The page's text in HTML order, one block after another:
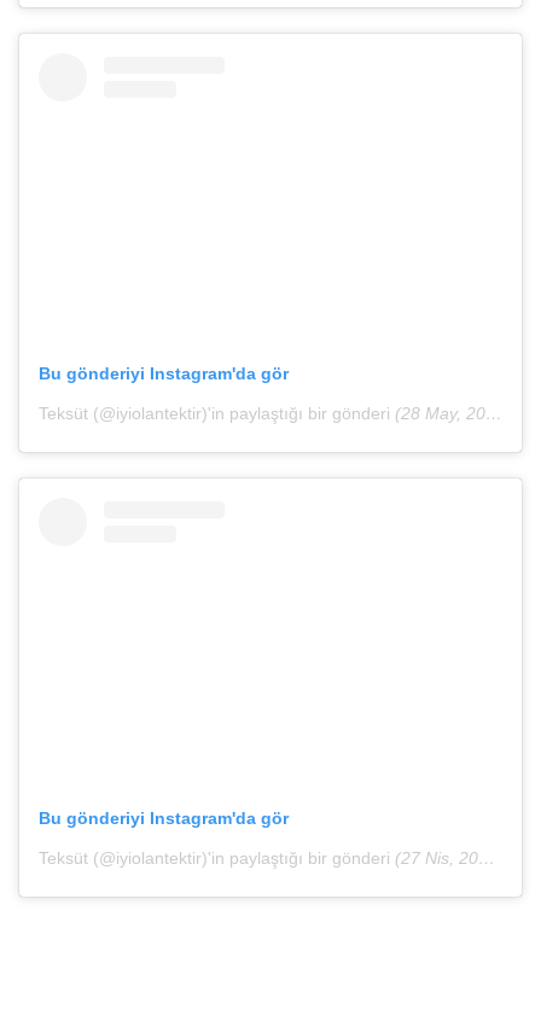
Bu gönderiyi Instagram'da gör
Teksüt (@iyiolantektir)'in paylaştığı bir gönderi (28 May, 2020, 11:00ös PDT)
Bu gönderiyi Instagram'da gör
Teksüt (@iyiolantektir)'in paylaştığı bir gönderi (27 Nis, 2020, 9:36öö PDT)